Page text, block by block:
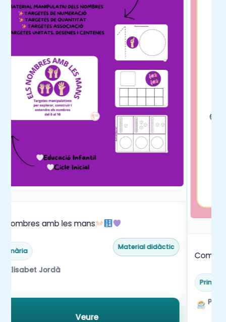
nombres amb les mans
Primària Material didàctic
Elisabet Jordà
Veure